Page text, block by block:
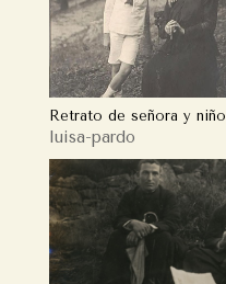
Retrato de señora y niño
luisa-pardo